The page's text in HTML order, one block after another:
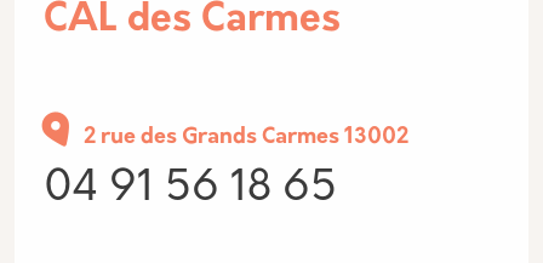
CAL des Carmes
2 rue des Grands Carmes 13002
Complément
04 91 56 18 65